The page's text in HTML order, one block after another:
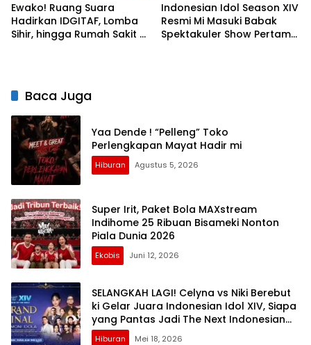
Ewako! Ruang Suara
Hadirkan IDGITAF, Lomba
Sihir, hingga Rumah Sakit di
Indonesian Idol Season XIV
Resmi Mi Masuki Babak
Spektakuler Show Pertama
Baca Juga
Yaa Dende ! “Pelleng” Toko
Perlengkapan Mayat Hadir mi
Hiburan Agustus 5, 2026
Super Irit, Paket Bola MAXstream
Indihome 25 Ribuan Bisameki Nonton
Piala Dunia 2026
Ekobis Juni 12, 2026
SELANGKAH LAGI! Celyna vs Niki Berebut
ki Gelar Juara Indonesian Idol XIV, Siapa
yang Pantas Jadi The Next Indonesian
Idol?
Hiburan Mei 18, 2026